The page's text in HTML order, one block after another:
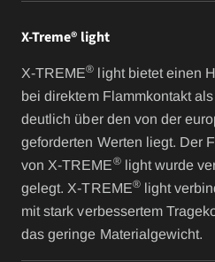
X-Treme® light
X-TREME® light bietet einen
bei direktem Flammkontakt
deutlich über den von der
geforderten Werten liegt. Der
von X-TREME®light wurde
gelegt. X-TREME®light
mit stark verbessertem
das geringe Materialgewicht.